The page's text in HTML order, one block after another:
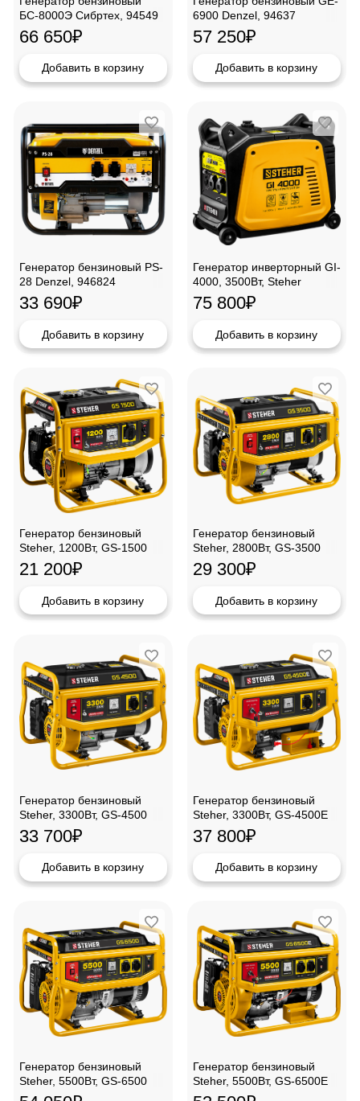
БС-8000Э Сибртех, 94549
66 650₽
Добавить в корзину
6900 Denzel, 94637
57 250₽
Добавить в корзину
Генератор бензиновый PS-
28 Denzel, 946824
33 690₽
Добавить в корзину
Генератор инверторный GI-
4000, 3500Вт, Steher
75 800₽
Добавить в корзину
Генератор бензиновый
Steher, 1200Вт, GS-1500
21 200₽
Добавить в корзину
Генератор бензиновый
Steher, 2800Вт, GS-3500
29 300₽
Добавить в корзину
Генератор бензиновый
Steher, 3300Вт, GS-4500
33 700₽
Добавить в корзину
Генератор бензиновый
Steher, 3300Вт, GS-4500E
37 800₽
Добавить в корзину
Генератор бензиновый
Steher, 5500Вт, GS-6500
Генератор бензиновый
Steher, 5500Вт, GS-6500E